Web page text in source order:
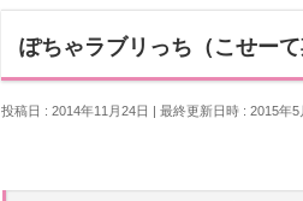
ぽちゃラブリっち（こせーて
投稿日 : 2014年11月24日 最終更新日時 : 2015年5